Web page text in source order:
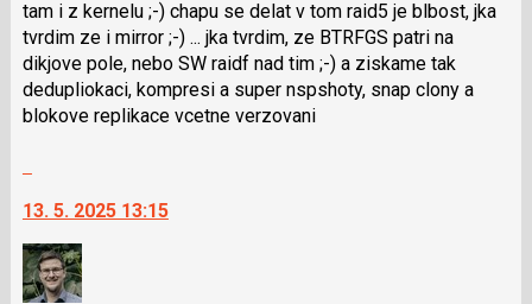
tam i z kernelu ;-) chapu se delat v tom raid5 je blbost, jka
tvrdim ze i mirror ;-) ... jka tvrdim, ze BTRFGS patri na
dikjove pole, nebo SW raidf nad tim ;-) a ziskame tak
dedupliokaci, kompresi a super nspshoty, snap clony a
blokove replikace vcetne verzovani
další
nový
názor.
K
13. 5. 2025 13:15